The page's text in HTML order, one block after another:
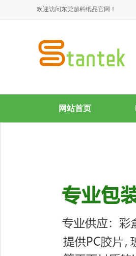
欢迎访问东莞超科纸品官网！
网站首页